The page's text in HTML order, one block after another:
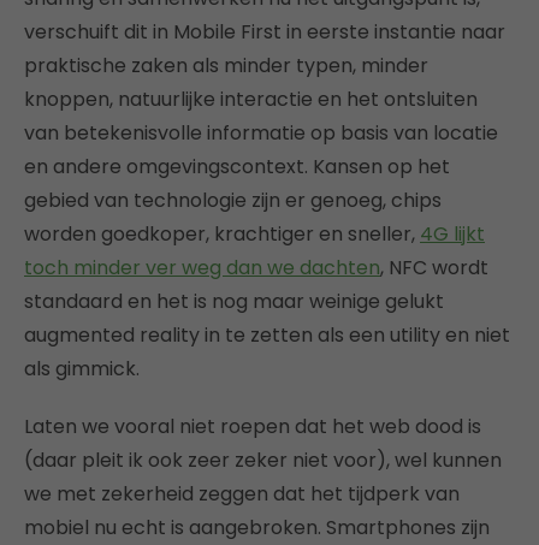
verschuift dit in Mobile First in eerste instantie naar
praktische zaken als minder typen, minder
knoppen, natuurlijke interactie en het ontsluiten
van betekenisvolle informatie op basis van locatie
en andere omgevingscontext. Kansen op het
gebied van technologie zijn er genoeg, chips
worden goedkoper, krachtiger en sneller, 4G lijkt
toch minder ver weg dan we dachten, NFC wordt
standaard en het is nog maar weinige gelukt
augmented reality in te zetten als een utility en niet
als gimmick.
Laten we vooral niet roepen dat het web dood is
(daar pleit ik ook zeer zeker niet voor), wel kunnen
we met zekerheid zeggen dat het tijdperk van
mobiel nu echt is aangebroken. Smartphones zijn